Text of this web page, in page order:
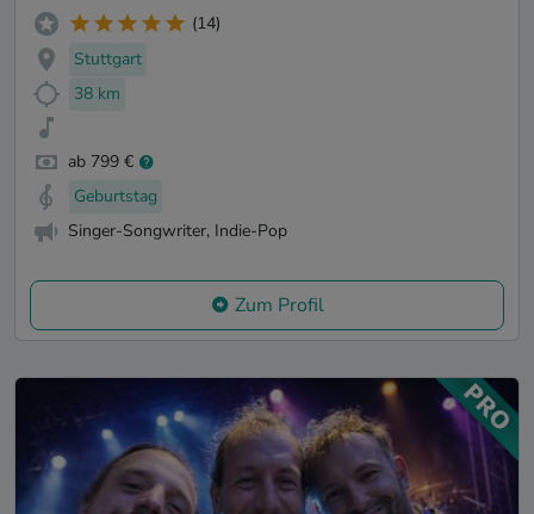
(14)
Stuttgart
38 km
ab 799 €
Geburtstag
Singer-Songwriter, Indie-Pop
Zum Profil